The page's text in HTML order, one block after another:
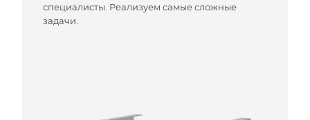
специалисты. Реализуем самые сложные
задачи.